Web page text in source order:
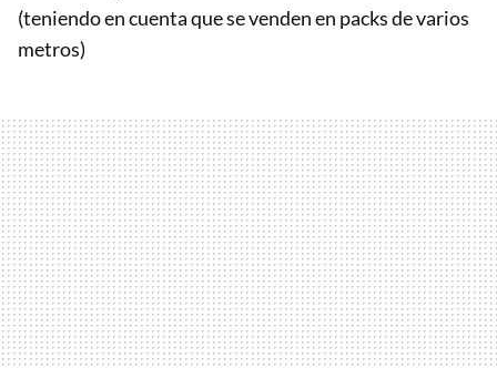
(teniendo en cuenta que se venden en packs de varios
metros)